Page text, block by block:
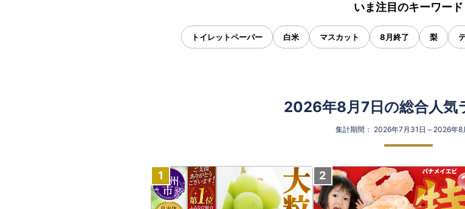
いま注目のキーワード
トイレットペーパー 白米 マスカット 8月終了 梨
2026年8月7日の総合人気
集計期間： 2026年7月31日～2026年8